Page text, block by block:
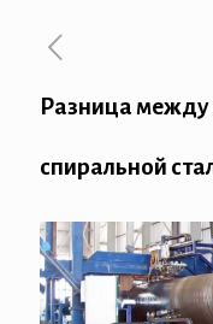
Разница между
спиральной